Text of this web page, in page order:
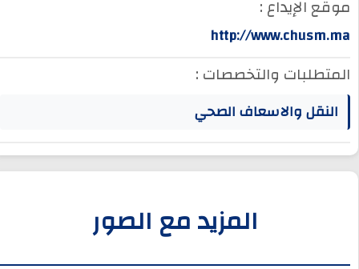
موقع الإيداع :
http://www.chusm.ma
المتطلبات والتخصصات :
النقل والاسعاف الصحي
المزيد مع الصور